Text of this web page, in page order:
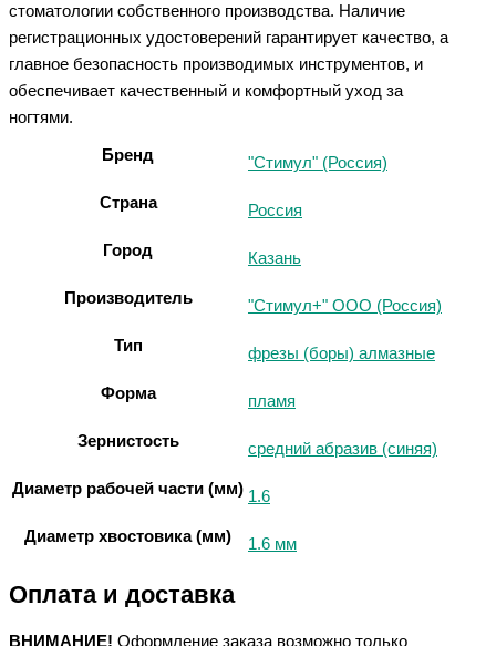
стоматологии собственного производства. Наличие
регистрационных удостоверений гарантирует качество, а
главное безопасность производимых инструментов, и
обеспечивает качественный и комфортный уход за
ногтями.
Бренд "Стимул" (Россия)
Страна Россия
Город Казань
Производитель "Стимул+" ООО (Россия)
Тип фрезы (боры) алмазные
Форма пламя
Зернистость средний абразив (синяя)
Диаметр рабочей части (мм) 1.6
Диаметр хвостовика (мм) 1.6 мм
Оплата и доставка
ВНИМАНИЕ! Оформление заказа возможно только